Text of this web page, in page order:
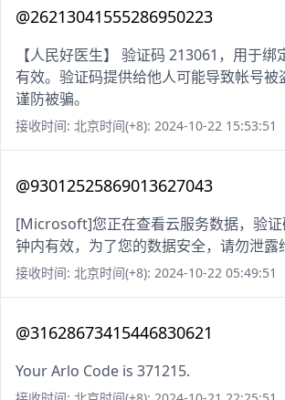
@26213041555286950223
【人民好医生】 验证码 213061，用于绑
有效。验证码提供给他人可能导致帐号被
谨防被骗。
接收时间: 北京时间(+8): 2024-10-22 15:53:51
@93012525869013627043
[Microsoft]您正在查看云服务数据，验
钟内有效，为了您的数据安全，请勿泄露
接收时间: 北京时间(+8): 2024-10-22 05:49:51
@31628673415446830621
Your Arlo Code is 371215.